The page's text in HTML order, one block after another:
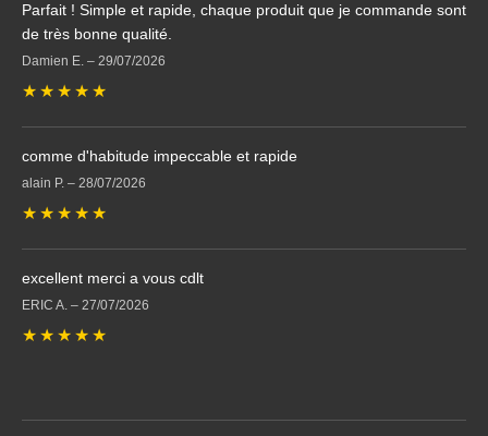
Parfait ! Simple et rapide, chaque produit que je commande sont
de très bonne qualité.
Damien E. – 29/07/2026
★ ★ ★ ★ ★
comme d'habitude impeccable et rapide
alain P. – 28/07/2026
★ ★ ★ ★ ★
excellent merci a vous cdlt
ERIC A. – 27/07/2026
★ ★ ★ ★ ★